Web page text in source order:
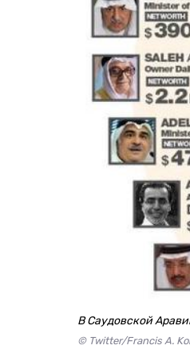
В Саудовской
© Twitter/Francis A.